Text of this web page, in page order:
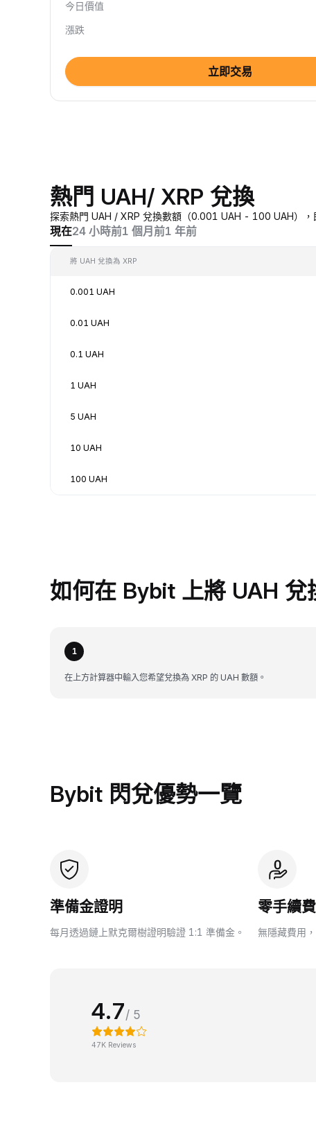
今日價值
漲跌
立即交易
熱門 UAH/ XRP 兌換
探索熱門 UAH / XRP 兌換數額（0.001 UAH - 100 UAH），
現在24 小時前1 個月前1 年前
將 UAH 兌換為 XRP
0.001 UAH
0.01 UAH
0.1 UAH
1 UAH
5 UAH
10 UAH
100 UAH
如何在 Bybit 上將 UAH 兌
1
在上方計算器中輸入您希望兌換為 XRP 的 UAH 數額。
Bybit 閃兌優勢一覽
準備金證明
每月透過鏈上默克爾樹證明驗證 1:1 準備金。
零手續費
無隱藏費用
4.7/ 5
47K Reviews